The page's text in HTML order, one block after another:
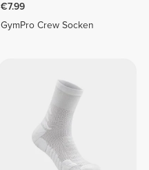
€7.99
GymPro Crew Socken